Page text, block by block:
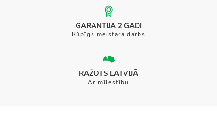
GARANTIJA 2 GADI
Rūpīgs meistara darbs
RAŽOTS LATVIJĀ
Ar mīlestību